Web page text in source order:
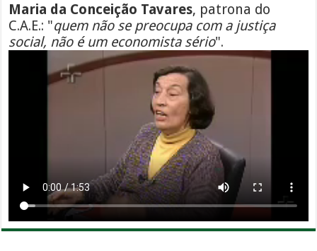
Maria da Conceição Tavares, patrona do
C.A.E.: "quem não se preocupa com a justiça
social, não é um economista sério".